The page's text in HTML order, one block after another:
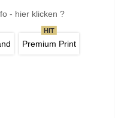
- hier klicken ?
Premium Print
HIT